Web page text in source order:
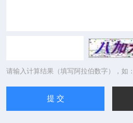
请输入计算结果（填写阿拉伯数字），如